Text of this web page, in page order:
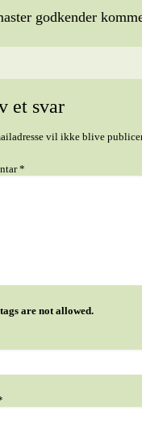
godkender
et svar
vil ikke blive
*
are not allowed.